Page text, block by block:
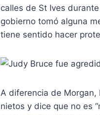
calles de St Ives
gobierno tomó alguna
tiene sentido hacer
A diferencia de Morgan,
nietos y dice que no es